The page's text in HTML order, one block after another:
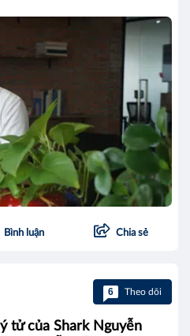
Bình luận Chia sẻ
6 Theo dõi
tử của Shark Nguyễn